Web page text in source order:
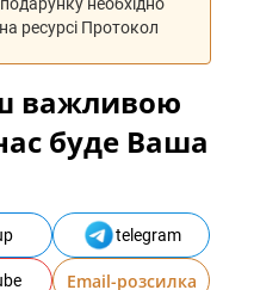
ресурсі Протокол
важливою
буде Ваша
telegram
Email-розсилка